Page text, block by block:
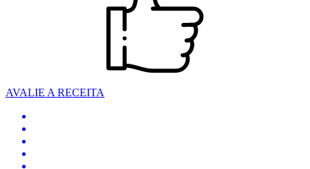
AVALIE A RECEITA